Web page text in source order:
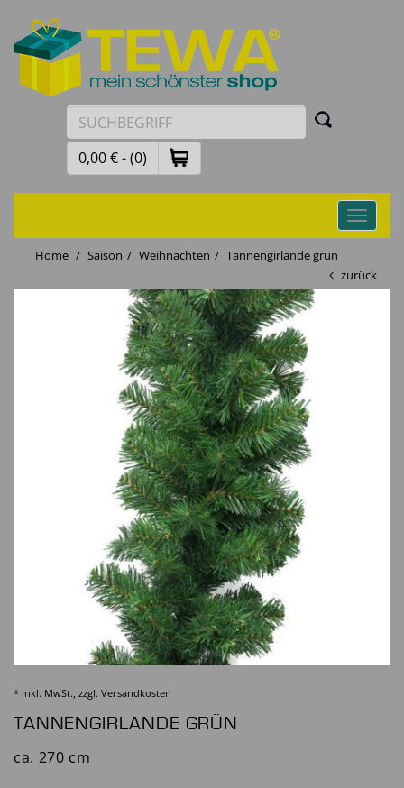
0,00 € - (0)
Toggle
Home
Saison Weihnachten
Tannengirlande grün
zurück
* inkl. MwSt., zzgl. Versandkosten
TANNENGIRLANDE GRÜN
ca. 270 cm